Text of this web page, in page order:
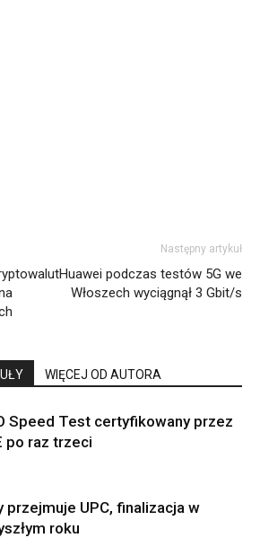
Następny artykuł
Huawei podczas testów 5G we
Włoszech wyciągnął 3 Gbit/s
WIĘCEJ OD AUTORA
Speed Test certyfikowany przez
po raz trzeci
przejmuje UPC, finalizacja w
roku